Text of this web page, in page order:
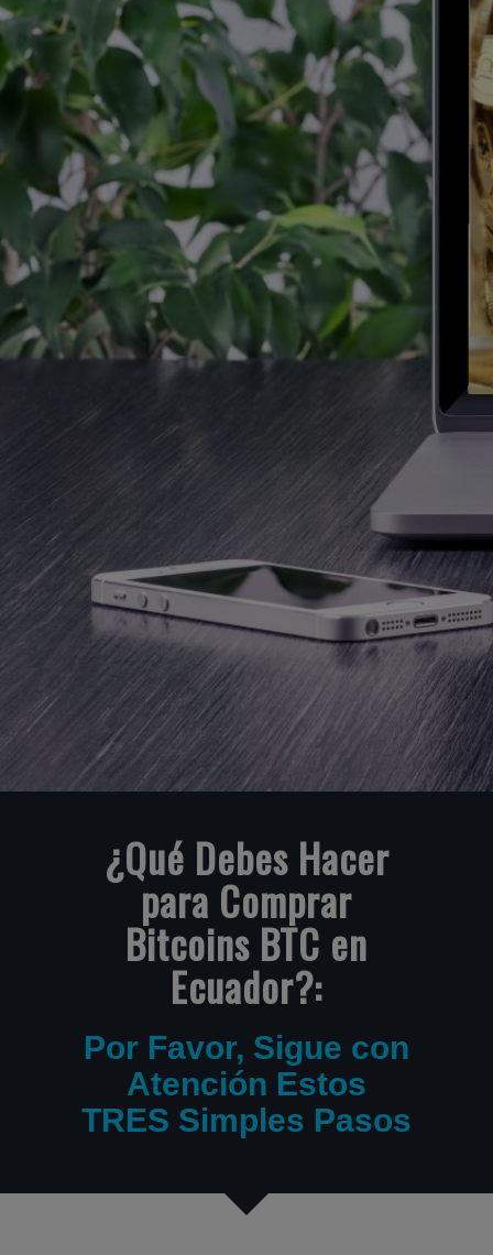
¿Qué Debes Hacer
para Comprar
Bitcoins BTC en
Ecuador?:
Por Favor, Sigue con
Atención Estos
TRES Simples Pasos